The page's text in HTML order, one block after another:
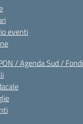
eventi
/ Agenda Sud / Fondi